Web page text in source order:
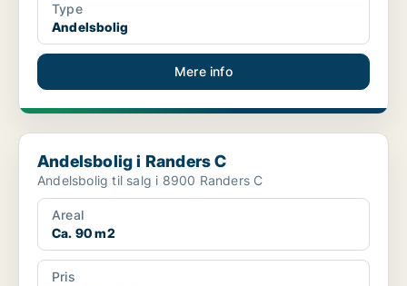
Type
Andelsbolig
Mere info
Andelsbolig i Randers C
Andelsbolig i Randers C
Andelsbolig til salg i 8900 Randers C
Areal
Ca. 90 m2
Pris